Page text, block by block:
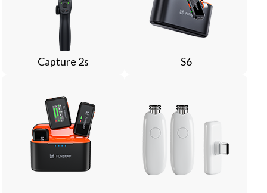
Capture 2s S6